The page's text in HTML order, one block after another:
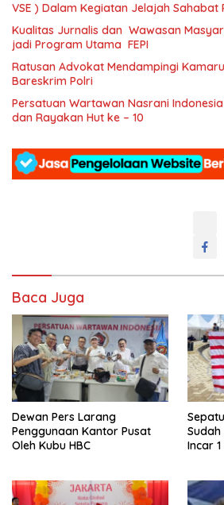
VSE ) Dalam Kegiatan Jelajah Sahabat
SAPA )
Kualitas Jurnalis dan Wawasan
jadi Program Utama FEPI
Ratusan Advokat Mendampingi
Bareskrim Polri
Persatuan Wartawan Nasrani
dan Rayakan Hut ke – 10
Baca Juga
Dewan Pers Larang
Penggunaan Kantor Pusat
Oleh Kubu HBC
Sudah
Incar